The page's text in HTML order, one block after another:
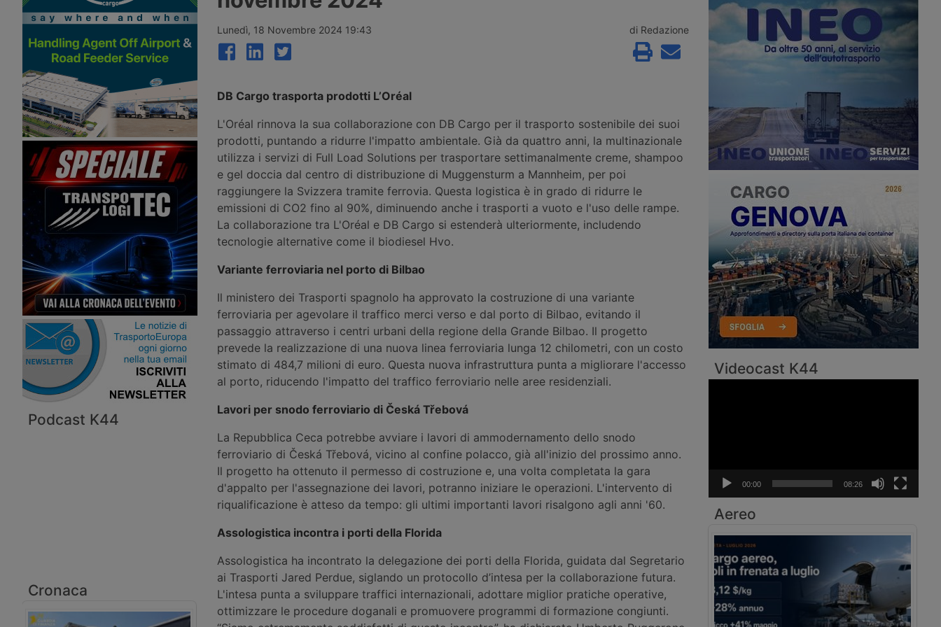
ferroviarie a Genova e Savona – Gls
potenzia a Bolzano
container elettrica – Mol avvia una
piattaforma IA – Fercam integra
nei porti liguri – Asp Mare Adriatico
Centrale completa Pnrr
Podcast K44
Cronaca
Lunedì, 18 Novembre 2024 19:43 di Redazione
DB Cargo trasporta prodotti L’Oréal
L'Oréal rinnova la sua collaborazione con DB Cargo per il trasporto sostenibile dei suoi
prodotti, puntando a ridurre l'impatto ambientale. Già da quattro anni, la multinazionale
utilizza i servizi di Full Load Solutions per trasportare settimanalmente creme, shampoo
e gel doccia dal centro di distribuzione di Muggensturm a Mannheim, per poi
raggiungere la Svizzera tramite ferrovia. Questa logistica è in grado di ridurre le
emissioni di CO2 fino al 90%, diminuendo anche i trasporti a vuoto e l'uso delle rampe.
La collaborazione tra L'Oréal e DB Cargo si estenderà ulteriormente, includendo
tecnologie alternative come il biodiesel Hvo.
Variante ferroviaria nel porto di Bilbao
Il ministero dei Trasporti spagnolo ha approvato la costruzione di una variante
ferroviaria per agevolare il traffico merci verso e dal porto di Bilbao, evitando il
passaggio attraverso i centri urbani della regione della Grande Bilbao. Il progetto
prevede la realizzazione di una nuova linea ferroviaria lunga 12 chilometri, con un costo
stimato di 484,7 milioni di euro. Questa nuova infrastruttura punta a migliorare l'accesso
al porto, riducendo l'impatto del traffico ferroviario nelle aree residenziali.
Lavori per snodo ferroviario di Česká Třebová
La Repubblica Ceca potrebbe avviare i lavori di ammodernamento dello snodo
ferroviario di Česká Třebová, vicino al confine polacco, già all'inizio del prossimo anno.
Il progetto ha ottenuto il permesso di costruzione e, una volta completata la gara
d'appalto per l'assegnazione dei lavori, potranno iniziare le operazioni. L'intervento di
riqualificazione è atteso da tempo: gli ultimi importanti lavori risalgono agli anni '60.
Assologistica incontra i porti della Florida
Assologistica ha incontrato la delegazione dei porti della Florida, guidata dal Segretario
ai Trasporti Jared Perdue, siglando un protocollo d’intesa per la collaborazione futura.
L'intesa punta a sviluppare traffici internazionali, adottare miglior pratiche operative,
ottimizzare le procedure doganali e promuovere programmi di formazione congiunti.
Videocast K44
00:00 08:26
Aereo